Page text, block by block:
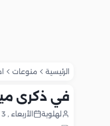
الرئيسية منوعات
في ذكرى
لهلوبة الأربعاء , 3 يونيو 2026 ,1:16 م